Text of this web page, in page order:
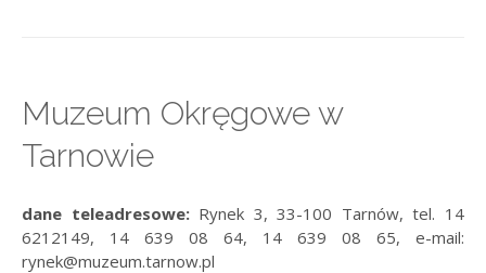
Muzeum Okręgowe w
Tarnowie
dane teleadresowe:Rynek 3, 33-100 Tarnów, tel. 14
6212149, 14 639 08 64, 14 639 08 65, e-mail:
rynek@muzeum.tarnow.pl